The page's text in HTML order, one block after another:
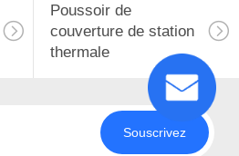
Poussoir de
couverture de station
thermale
Souscrivez